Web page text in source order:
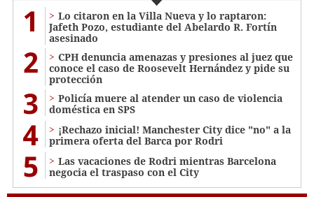
1
Lo citaron en la Villa Nueva y lo raptaron:
Jafeth Pozo, estudiante del Abelardo R. Fortín
asesinado
2
CPH denuncia amenazas y presiones al juez que
conoce el caso de Roosevelt Hernández y pide su
protección
3
Policía muere al atender un caso de violencia
doméstica en SPS
4
¡Rechazo inicial! Manchester City dice "no" a la
primera oferta del Barca por Rodri
5
Las vacaciones de Rodri mientras Barcelona
negocia el traspaso con el City